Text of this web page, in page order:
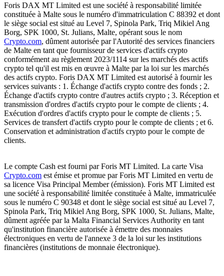
Foris DAX MT Limited est une société à responsabilité limitée
constituée à Malte sous le numéro d'immatriculation C 88392 et dont
le siège social est situé au Level 7, Spinola Park, Triq Mikiel Ang
Borg, SPK 1000, St. Julians, Malte, opérant sous le nom
Crypto.com, dûment autorisée par l'Autorité des services financiers
de Malte en tant que fournisseur de services d'actifs crypto
conformément au règlement 2023/1114 sur les marchés des actifs
crypto tel qu'il est mis en œuvre à Malte par la loi sur les marchés
des actifs crypto. Foris DAX MT Limited est autorisé à fournir les
services suivants : 1. Échange d'actifs crypto contre des fonds ; 2.
Échange d'actifs crypto contre d'autres actifs crypto ; 3. Réception et
transmission d'ordres d'actifs crypto pour le compte de clients ; 4.
Exécution d'ordres d'actifs crypto pour le compte de clients ; 5.
Services de transfert d'actifs crypto pour le compte de clients ; et 6.
Conservation et administration d'actifs crypto pour le compte de
clients.
Le compte Cash est fourni par Foris MT Limited. La carte Visa
Crypto.com est émise et promue par Foris MT Limited en vertu de
sa licence Visa Principal Member (émission). Foris MT Limited est
une société à responsabilité limitée constituée à Malte, immatriculée
sous le numéro C 90348 et dont le siège social est situé au Level 7,
Spinola Park, Triq Mikiel Ang Borg, SPK 1000, St. Julians, Malte,
dûment agréée par la Malta Financial Services Authority en tant
qu'institution financière autorisée à émettre des monnaies
électroniques en vertu de l'annexe 3 de la loi sur les institutions
financières (institutions de monnaie électronique).